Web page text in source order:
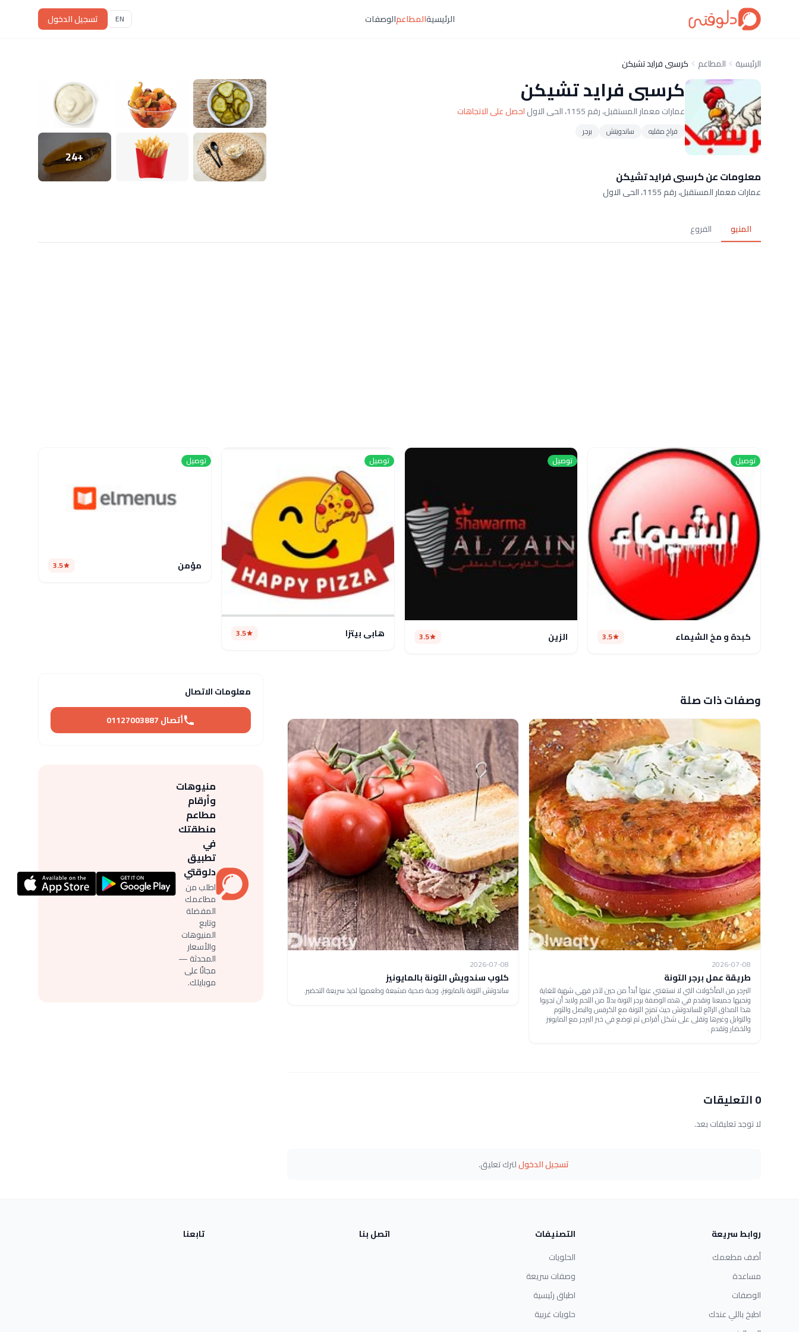
الرئيسيةالمطاعمالوصفات EN تسجيل الدخول
الرئيسية المطاعم كرسبى فرايد تشيكن
كرسبى فرايد تشيكن
عمارات معمار المستقبل، رقم 1155، الحى الاول احصل على الاتجاهات
فراخ مقليه ساندويتش برجر
معلومات عن كرسبى فرايد تشيكن
عمارات معمار المستقبل، رقم 1155، الحى الاول
+24
المنيو الفروع
توصيل
كبدة و مخ الشيماء 3.5
توصيل
الزين 3.5
توصيل
هابي بيتزا 3.5
توصيل
مؤمن 3.5
وصفات ذات صلة
2026-07-08
طريقة عمل برجر التونة
البرجر من المأكولات التي لا نستغني عنها أبداً من حين لآخر فهي شهية للغاية
ونحبها جميعنا ونقدم في هذه الوصفة برجر التونة بدلاً من اللحم ولابد أن تجربوا
هذا المذاق الرائع للساندوتش حيث تمزج التونة مع الكرفس والبصل والثوم
والتوابل وغيرها وتقلى على شكل أقراص ثم توضع في خبز البرجر مع المايونيز
والخضار وتقدم .
2026-07-08
كلوب سندويش التونة بالمايونيز
ساندوتش التونة بالمايونيز، وجبة صحية مشبعة وطعمها لذيذ سريعة التحضير.
0 التعليقات
لا توجد تعليقات بعد.
تسجيل الدخوللترك تعليق.
معلومات الاتصال
أتصال 01127003887
منيوهات
وأرقام
مطاعم
منطقتك
في
تطبيق
دلوقتي
اطلب من
مطاعمك
المفضلة
وتابع
المنيوهات
والأسعار
المحدثة —
مجانًا على
موبايلك.
روابط سريعة
أضف مطعمك
مساعدة
الوصفات
اطبخ باللي عندك
التصنيفات
الحلويات
وصفات سريعة
اطباق رئيسية
حلويات غربية
اتصل بنا تابعنا